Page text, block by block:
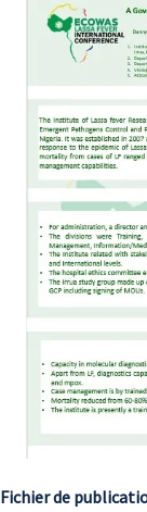
Fichier de